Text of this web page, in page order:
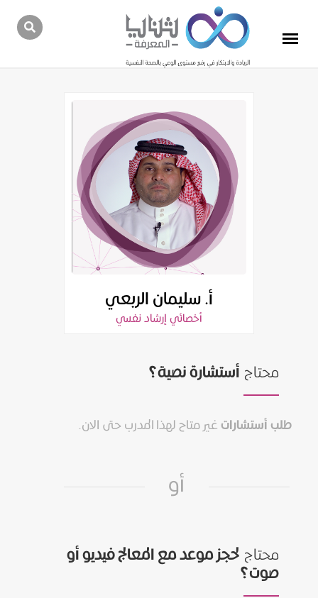
أ. سليمان الربعي
أخصائي إرشاد نفسي
محتاج أستشارة نصية؟
طلب أستشارات غير متاح لهذا المدرب حتى الان.
أو
محتاج لحجز موعد مع المعالج فيديو أو
صوت؟